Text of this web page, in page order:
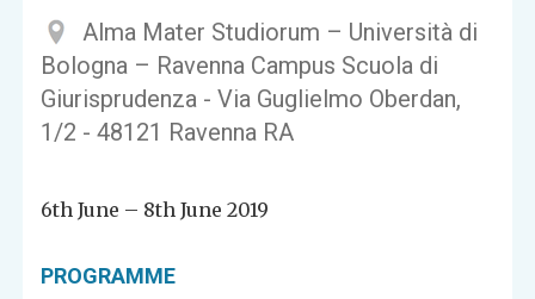
Alma Mater Studiorum – Università di
Bologna – Ravenna Campus Scuola di
Giurisprudenza - Via Guglielmo Oberdan,
1/2 - 48121 Ravenna RA
6th June – 8th June 2019
PROGRAMME